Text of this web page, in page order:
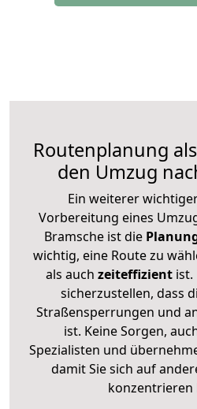
Routenplanung
den Umzug
Ein weiterer
Vorbereitung eines
Bramsche ist die
wichtig, eine Route zu
als auch zeiteffizientist.
sicherzustellen, dass
Straßensperrungen und
ist. Keine Sorgen,
Spezialisten und
damit Sie sich auf
konzentrieren